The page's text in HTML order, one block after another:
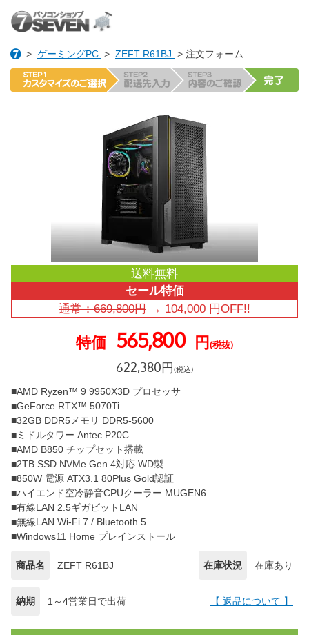
> ゲーミングPC > ZEFT R61BJ > 注文フォーム
送料無料
セール特価
通常：669,800円 → 104,000 円OFF!!
特価 565,800 円(税抜)
622,380円(税込)
■AMD Ryzen™ 9 9950X3D プロセッサ
■GeForce RTX™ 5070Ti
■32GB DDR5メモリ DDR5-5600
■ミドルタワー Antec P20C
■AMD B850 チップセット搭載
■2TB SSD NVMe Gen.4対応 WD製
■850W 電源 ATX3.1 80Plus Gold認証
■ハイエンド空冷静音CPUクーラー MUGEN6
■有線LAN 2.5ギガビットLAN
■無線LAN Wi-Fi 7 / Bluetooth 5
■Windows11 Home プレインストール
商品名 ZEFT R61BJ 在庫状況 在庫あり
納期 1～4営業日で出荷 【 返品について 】